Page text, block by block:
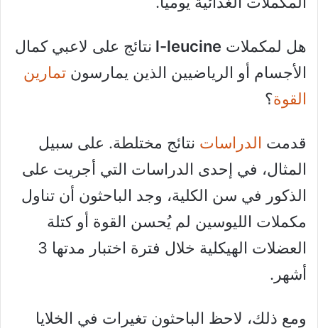
هل لمكملات l-leucine نتائج على لاعبي كمال
الأجسام أو الرياضيين الذين يمارسون تمارين
القوة؟
قدمت الدراسات نتائج مختلطة. على سبيل
المثال، في إحدى الدراسات التي أجريت على
الذكور في سن الكلية، وجد الباحثون أن تناول
مكملات الليوسين لم يُحسن القوة أو كتلة
العضلات الهيكلية خلال فترة اختبار مدتها 3
أشهر.
ومع ذلك، لاحظ الباحثون تغيرات في الخلايا